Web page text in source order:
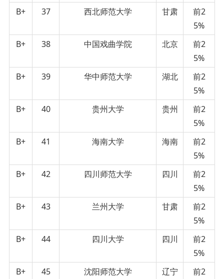
B+ 37 西北师范大学 甘肃
前2
5%
B+
38 中国戏曲学院 北京
前2
5%
B+
39 华中师范大学 湖北
前2
5%
B+
40 贵州大学 贵州
前2
5%
B+
41 海南大学 海南
前2
5%
B+
42 四川师范大学 四川
前2
5%
B+
43 兰州大学 甘肃
前2
5%
B+
44 四川大学 四川
前2
5%
B+
45 沈阳师范大学 辽宁
前2